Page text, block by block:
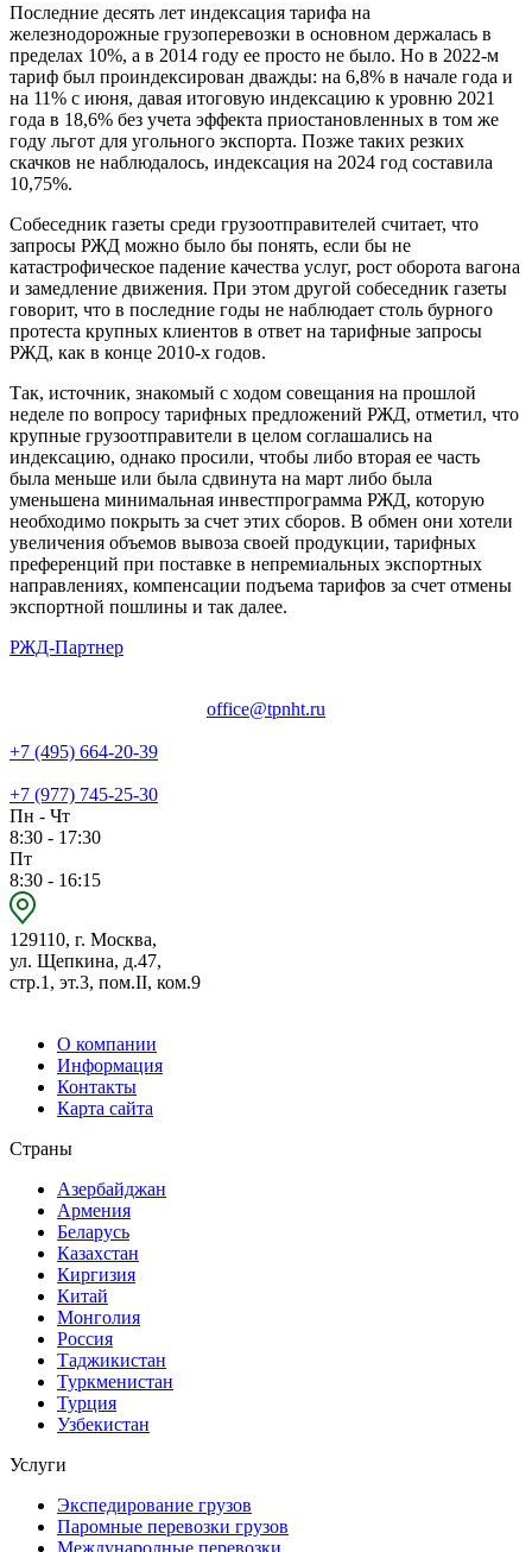
Последние десять лет индексация тарифа на
железнодорожные грузоперевозки в основном держалась в
пределах 10%, а в 2014 году ее просто не было. Но в 2022-м
тариф был проиндексирован дважды: на 6,8% в начале года и
на 11% с июня, давая итоговую индексацию к уровню 2021
года в 18,6% без учета эффекта приостановленных в том же
году льгот для угольного экспорта. Позже таких резких
скачков не наблюдалось, индексация на 2024 год составила
10,75%.
Собеседник газеты среди грузоотправителей считает, что
запросы РЖД можно было бы понять, если бы не
катастрофическое падение качества услуг, рост оборота вагона
и замедление движения. При этом другой собеседник газеты
говорит, что в последние годы не наблюдает столь бурного
протеста крупных клиентов в ответ на тарифные запросы
РЖД, как в конце 2010-х годов.
Так, источник, знакомый с ходом совещания на прошлой
неделе по вопросу тарифных предложений РЖД, отметил, что
крупные грузоотправители в целом соглашались на
индексацию, однако просили, чтобы либо вторая ее часть
была меньше или была сдвинута на март либо была
уменьшена минимальная инвестпрограмма РЖД, которую
необходимо покрыть за счет этих сборов. В обмен они хотели
увеличения объемов вывоза своей продукции, тарифных
преференций при поставке в непремиальных экспортных
направлениях, компенсации подъема тарифов за счет отмены
экспортной пошлины и так далее.
РЖД-Партнер
office@tpnht.ru
+7 (495) 664-20-39
+7 (977) 745-25-30
Пн - Чт
8:30 - 17:30
Пт
8:30 - 16:15
129110, г. Москва,
ул. Щепкина, д.47,
стр.1, эт.3, пом.II, ком.9
О компании
Информация
Контакты
Карта сайта
Страны
Азербайджан
Армения
Беларусь
Казахстан
Киргизия
Китай
Монголия
Россия
Таджикистан
Туркменистан
Турция
Узбекистан
Услуги
Экспедирование грузов
Паромные перевозки грузов
Международные перевозки